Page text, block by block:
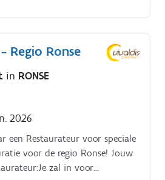
Regio Ronse
in RONSE
2026
een Restaurateur voor speciale
voor de regio Ronse! Jouw
zal in voor